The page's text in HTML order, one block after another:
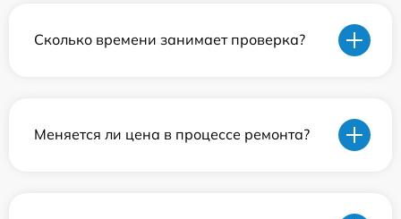
Сколько времени занимает проверка?
Меняется ли цена в процессе ремонта?